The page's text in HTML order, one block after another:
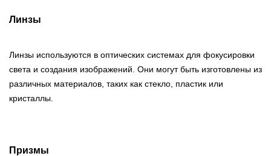
Линзы
Линзы используются в оптических системах для фокусировки
света и создания изображений. Они могут быть изготовлены из
различных материалов, таких как стекло, пластик или
кристаллы.
Призмы